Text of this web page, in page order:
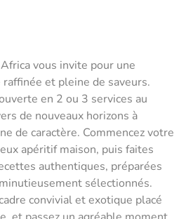
vous invite pour une
et pleine de saveurs.
en 2 ou 3 services au
de nouveaux horizons à
de caractère. Commencez votre
apéritif maison, puis faites
authentiques, préparées
sélectionnés.
convivial et exotique placé